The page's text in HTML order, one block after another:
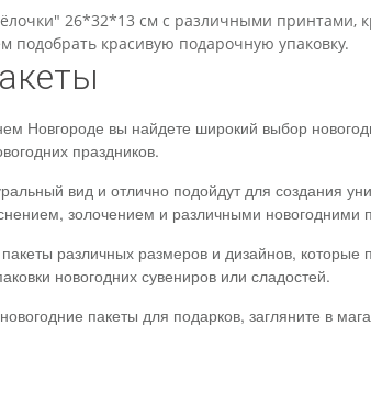
26*32*13 см с различными принтами,
подобрать красивую подарочную упаковку.
Новгороде вы найдете широкий выбор
праздников.
вид и отлично подойдут для создания
золочением и различными новогодними
различных размеров и дизайнов,
новогодних сувениров или сладостей.
пакеты для подарков, загляните в